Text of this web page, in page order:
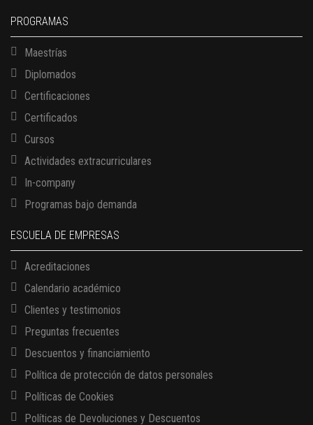
PROGRAMAS
Maestrías
Diplomados
Certificaciones
Certificados
Cursos
Actividades extracurriculares
In-company
Programas bajo demanda
ESCUELA DE EMPRESAS
Acreditaciones
Calendario académico
Clientes y testimonios
Preguntas frecuentes
Descuentos y financiamiento
Política de protección de datos personales
Políticas de Cookies
Políticas de Devoluciones y Descuentos
13 AGOSTO, 2026